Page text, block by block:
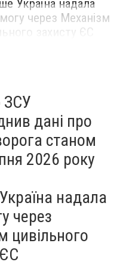
Україна надала
через Механізм
захисту ЄС
ЗСУ
дані про
станом
2026 року
надала
через
цивільного